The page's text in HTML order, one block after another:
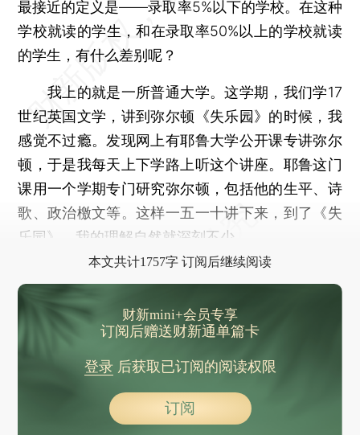
最接近的定义是——录取率5%以下的学校。在这种
学校就读的学生，和在录取率50%以上的学校就读
的学生，有什么差别呢？
我上的就是一所普通大学。这学期，我们学17
世纪英国文学，讲到弥尔顿《失乐园》的时候，我
感觉不过瘾。发现网上有耶鲁大学公开课专讲弥尔
顿，于是我每天上下学路上听这个讲座。耶鲁这门
课用一个学期专门研究弥尔顿，包括他的生平、诗
歌、政治檄文等。这样一五一十讲下来，到了《失
乐园》，我的理解自然就深刻不少。
本文共计1757字 订阅后继续阅读
财新mini+会员专享
订阅后赠送财新通单篇卡
登录后获取已订阅的阅读权限
订阅